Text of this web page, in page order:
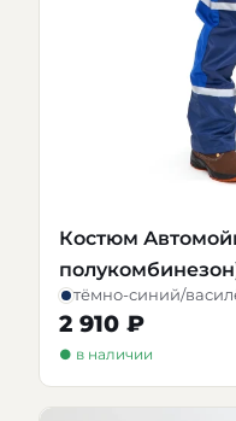
Костюм
тёмно-синий/
2 910 ₽
● в наличии